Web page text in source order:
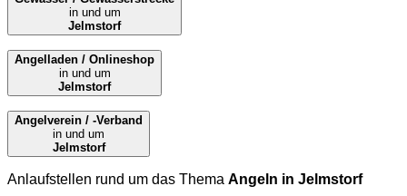
in und um
Jelmstorf
Angelladen / Onlineshop
in und um
Jelmstorf
Angelverein / -Verband
in und um
Jelmstorf
Anlaufstellen rund um das Thema Angeln in Jelmstorf